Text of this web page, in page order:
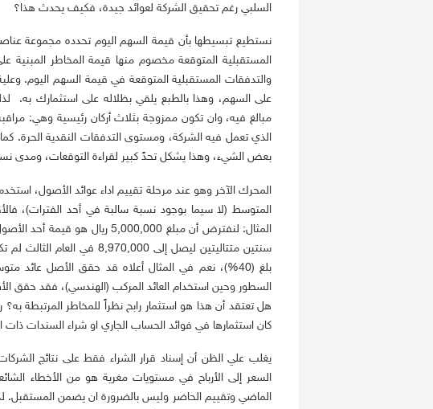
السلبي رغم تحقيق الشركة لعوائد جيدة، فكيف يحدث هذا؟
نستطيع تبسيطها بأن قيمة السهم اليوم تحدده مجموعة عناصر
المستقبلية المتوقعة مخصوم منها قيمة المخاطر المبنية
والتدفقات المستقبلية المتوقعة في قيمة السهم اليوم.
على السهم، وهذا بالطبع يلقي بظلاله على استثمارك به.
مبالغ فيه، وان تكون ممزوجة بثلاث أركان رئيسية وهي:
الذي تعمل فيه الشركة، ومستوى التدفقات النقدية الحرة.
بعض الشيء، وهذا يشكل تحدً كبير لقراءة التوقعات، ومدى
المحرك الآخر وهو عند مرحلة تقييم اداء عوائد الأصول،
المتوسط (لا سيما بوجود نسبة سالبة في أحد الفترات)،
سنتين متتاليتين ليصل إلى
هل تعتقد أن هذا هو استثمار رابح نظراً للمخاطر المرتبطة
كان استثمارها في فوائد الحساب الجاري او شراء السندات ذات
يغلب علي الظن أن إسناد قرار الشراء فقط على نتائج
السعر إلى الأرباح في مستويات مغرية هو من الأخطاء
الماضي وتقييم الحاضر وليس بالضرورة ان يضمن المستقبل.